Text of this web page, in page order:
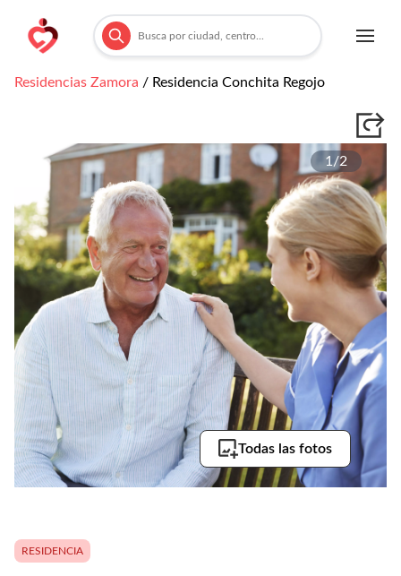
Residencias Zamora / Residencia Conchita Regojo
1/2
Todas las fotos
RESIDENCIA